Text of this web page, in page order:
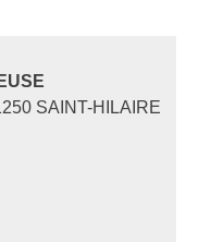
SAINT-HILAIRE